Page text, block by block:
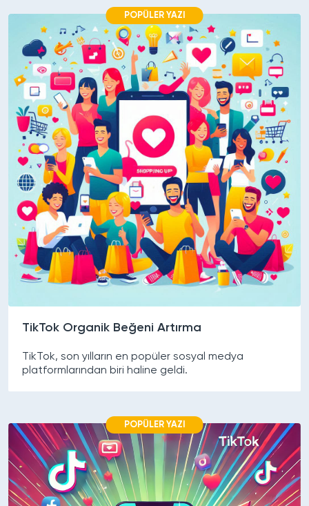
POPÜLER YAZI
TikTok Organik Beğeni Artırma
TikTok, son yılların en popüler sosyal medya
platformlarından biri haline geldi.
POPÜLER YAZI